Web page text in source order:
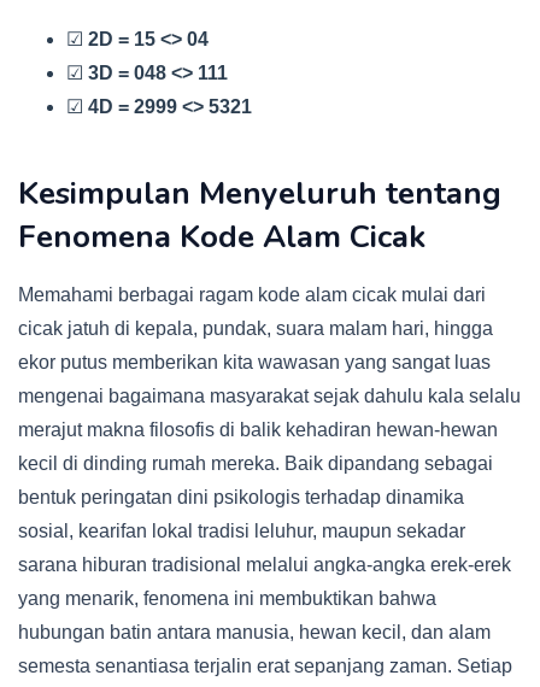
☑ 2D = 15 <> 04
☑ 3D = 048 <> 111
☑ 4D = 2999 <> 5321
Kesimpulan Menyeluruh tentang
Fenomena Kode Alam Cicak
Memahami berbagai ragam kode alam cicak mulai dari
cicak jatuh di kepala, pundak, suara malam hari, hingga
ekor putus memberikan kita wawasan yang sangat luas
mengenai bagaimana masyarakat sejak dahulu kala selalu
merajut makna filosofis di balik kehadiran hewan-hewan
kecil di dinding rumah mereka. Baik dipandang sebagai
bentuk peringatan dini psikologis terhadap dinamika
sosial, kearifan lokal tradisi leluhur, maupun sekadar
sarana hiburan tradisional melalui angka-angka erek-erek
yang menarik, fenomena ini membuktikan bahwa
hubungan batin antara manusia, hewan kecil, dan alam
semesta senantiasa terjalin erat sepanjang zaman. Setiap